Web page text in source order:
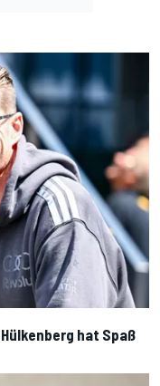
hat Spaß